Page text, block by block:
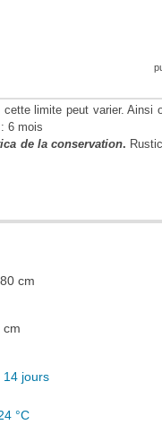
limite peut varier. Ainsi
6 mois
de la conservation.
80 cm
cm
14 jours
°C